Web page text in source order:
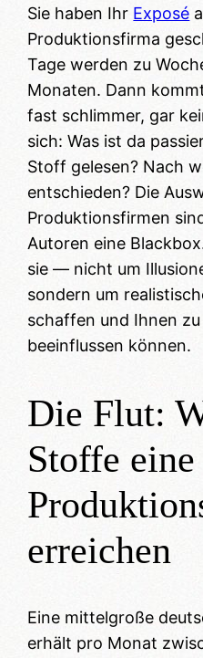
Sie haben Ihr Exposé
Produktionsfirma
Tage werden zu
Monaten. Dann
fast schlimmer, gar
sich: Was ist da
Stoff gelesen? Nach
entschieden? Die
Produktionsfirmen
Autoren eine
sie — nicht um
sondern um
schaffen und Ihnen
beeinflussen können.
Die Flut:
Stoffe eine
erreichen
Eine mittelgroße
erhält pro Monat